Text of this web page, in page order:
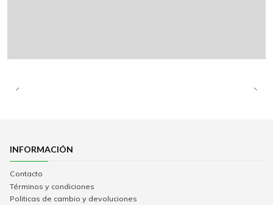
INFORMACIÓN
Contacto
Términos y condiciones
Politicas de cambio y devoluciones